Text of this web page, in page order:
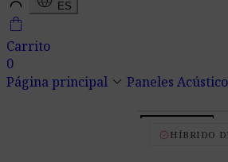
ES
shopping_bag
Carrito
0
Página principal keyboard_arrow_down Paneles
verified HÍBRIDO